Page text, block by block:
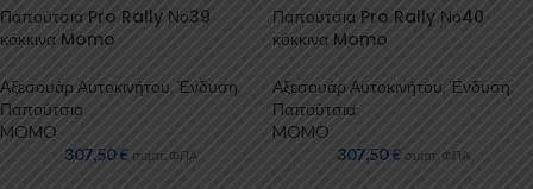
Παπούτσια Pro Rally Νο39
κόκκινα Momo
Αξεσουάρ Αυτοκινήτου Ένδυση,
Παπούτσια
MOMO
307,50€ συμπ. ΦΠΑ
Παπούτσια Pro Rally Νο40
κόκκινα Momo
Αξεσουάρ Αυτοκινήτου Ένδυση,
Παπούτσια
MOMO
307,50€ συμπ. ΦΠΑ